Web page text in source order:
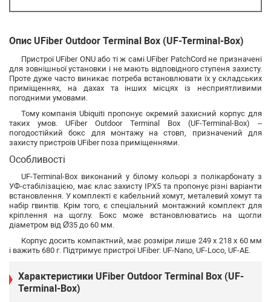
Опис UFiber Outdoor Terminal Box (UF-Terminal-Box)
Пристрої UFiber ONU або ті ж самі UFiber PatchCord не призначені
для зовнішньої установки і не мають відповідного ступеня захисту.
Проте дуже часто виникає потреба встановлювати їх у складських
приміщеннях, на дахах та інших місцях із несприятливими
погодними умовами.
Тому компанія Ubiquiti пропонує окремий захисний корпус для
таких умов. UFiber Outdoor Terminal Box (UF-Terminal-Box) –
погодостійкий бокс для монтажу на стовп, призначений для
захисту пристроїв UFiber поза приміщеннями.
Особливості
UF-Terminal-Box виконаний у білому кольорі з полікарбонату з
УФ-стабілізацією, має клас захисту IPX5 та пропонує різні варіанти
встановлення. У комплекті є кабельний хомут, металевий хомут та
набір гвинтів. Крім того, є спеціальний монтажний комплект для
кріплення на щоглу. Бокс може встановлюватись на щогли
діаметром від Ø35 до 60 мм.
Корпус досить компактний, має розміри лише 249 х 218 х 60 мм
і важить 680 г. Підтримує пристрої UFiber: UF-Nano, UF-Loco, UF-AE.
Характеристики UFiber Outdoor Terminal Box (UF-
Terminal-Box)